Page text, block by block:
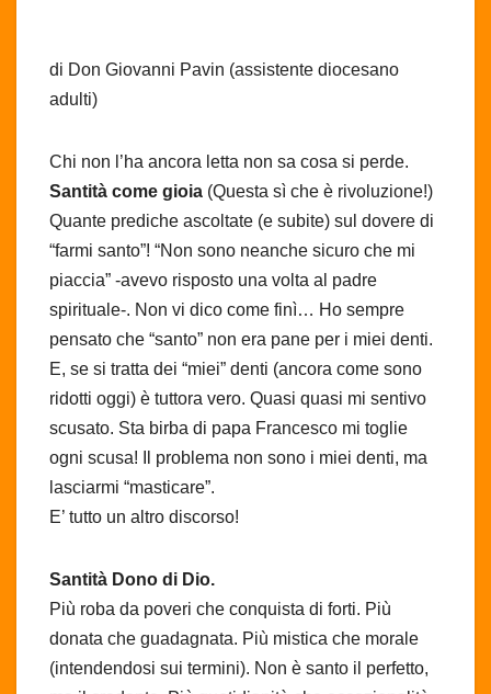
di Don Giovanni Pavin (assistente diocesano
adulti)
Chi non l’ha ancora letta non sa cosa si perde.
Santità come gioia (Questa sì che è rivoluzione!)
Quante prediche ascoltate (e subite) sul dovere di
“farmi santo”! “Non sono neanche sicuro che mi
piaccia” -avevo risposto una volta al padre
spirituale-. Non vi dico come finì… Ho sempre
pensato che “santo” non era pane per i miei denti.
E, se si tratta dei “miei” denti (ancora come sono
ridotti oggi) è tuttora vero. Quasi quasi mi sentivo
scusato. Sta birba di papa Francesco mi toglie
ogni scusa! Il problema non sono i miei denti, ma
lasciarmi “masticare”.
E’ tutto un altro discorso!
Santità Dono di Dio.
Più roba da poveri che conquista di forti. Più
donata che guadagnata. Più mistica che morale
(intendendosi sui termini). Non è santo il perfetto,